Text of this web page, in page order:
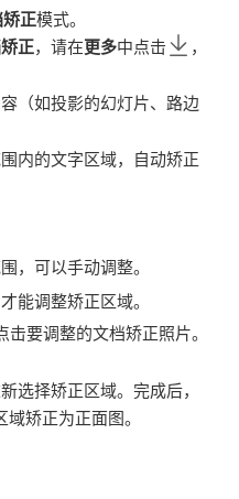
矫正模式。
正，请在更多中点击
，
（如投影的幻灯片、路边
内的文字区域，自动矫正
，可以手动调整。
能调整矫正区域。
击要调整的文档矫正照片。
选择矫正区域。完成后，
域矫正为正面图。